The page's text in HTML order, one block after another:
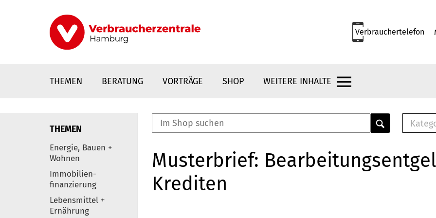
Verbrauchertelefon
THEMEN BERATUNG VORTRÄGE SHOP WEITERE INHALTE
Elemente
THEMEN
Energie, Bauen +
Wohnen
Immobilien-
finanzierung
Lebensmittel +
Ernährung
E-
Musterbrief:
Krediten